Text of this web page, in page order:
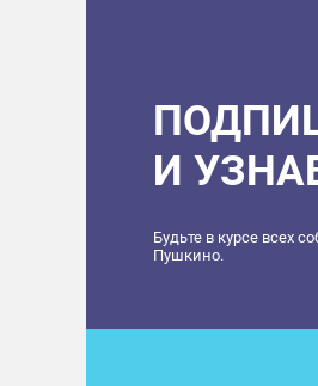
И
Будьте в курсе всех
Пушкино.